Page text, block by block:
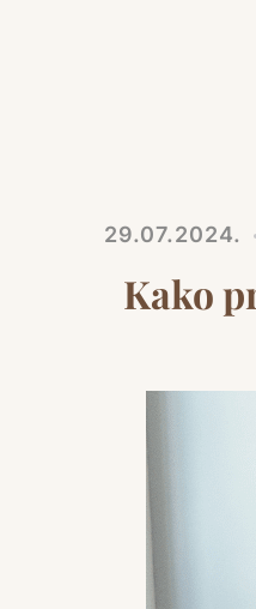
29.07.2024.
Kako